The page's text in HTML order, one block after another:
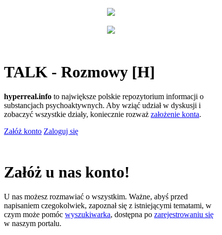
TALK - Rozmowy [H]
hyperreal.info to największe polskie repozytorium informacji o
substancjach psychoaktywnych. Aby wziąć udział w dyskusji i
zobaczyć wszystkie działy, koniecznie rozważ założenie konta.
Załóż konto Zaloguj się
Załóż u nas konto!
U nas możesz rozmawiać o wszystkim. Ważne, abyś przed
napisaniem czegokolwiek, zapoznał się z istniejącymi tematami, w
czym może pomóc wyszukiwarka, dostępna po zarejestrowaniu się
w naszym portalu.